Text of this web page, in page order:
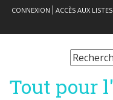
CONNEXION ACCÈS AUX LISTES
Tout pour l'